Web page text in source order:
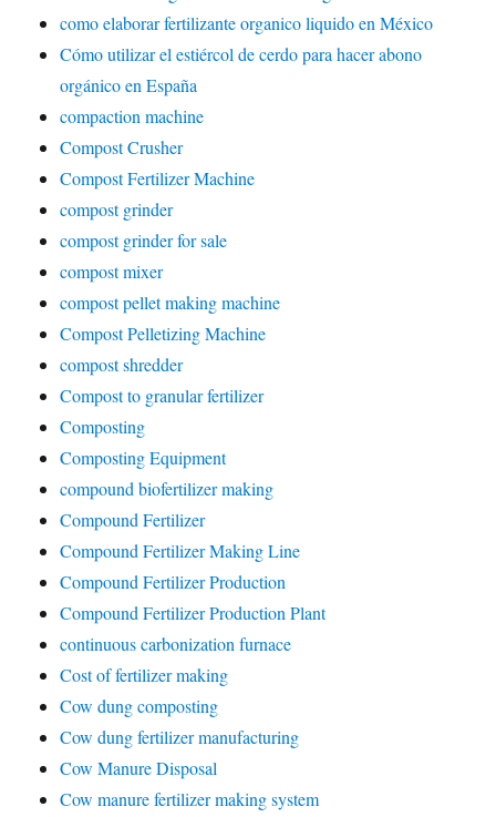
como elaborar fertilizante organico liquido en México
Cómo utilizar el estiércol de cerdo para hacer abono
orgánico en España
compaction machine
Compost Crusher
Compost Fertilizer Machine
compost grinder
compost grinder for sale
compost mixer
compost pellet making machine
Compost Pelletizing Machine
compost shredder
Compost to granular fertilizer
Composting
Composting Equipment
compound biofertilizer making
Compound Fertilizer
Compound Fertilizer Making Line
Compound Fertilizer Production
Compound Fertilizer Production Plant
continuous carbonization furnace
Cost of fertilizer making
Cow dung composting
Cow dung fertilizer manufacturing
Cow Manure Disposal
Cow manure fertilizer making system